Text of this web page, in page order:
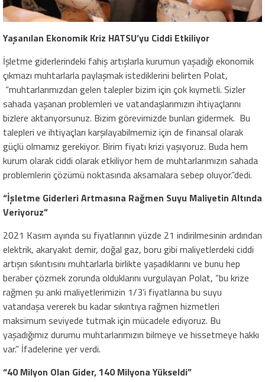
Yaşanılan Ekonomik Kriz HATSU’yu Ciddi Etkiliyor
İşletme giderlerindeki fahiş artışlarla kurumun yaşadığı ekonomik
çıkmazı muhtarlarla paylaşmak istediklerini belirten Polat,
“muhtarlarımızdan gelen talepler bizim için çok kıymetli. Sizler
sahada yaşanan problemleri ve vatandaşlarımızın ihtiyaçlarını
bizlere aktarıyorsunuz. Bizim görevimizde bunları gidermek. Bu
talepleri ve ihtiyaçları karşılayabilmemiz için de finansal olarak
güçlü olmamız gerekiyor. Birim fiyatı krizi yaşıyoruz. Buda hem
kurum olarak ciddi olarak etkiliyor hem de muhtarlarımızın sahada
problemlerin çözümü noktasında aksamalara sebep oluyor.”dedi.
“İşletme Giderleri Artmasına Rağmen Suyu Maliyetin Altında
Veriyoruz”
2021 Kasım ayında su fiyatlarının yüzde 21 indirilmesinin ardından
elektrik, akaryakıt demir, doğal gaz, boru gibi maliyetlerdeki ciddi
artışın sıkıntısını muhtarlarla birlikte yaşadıklarını ve bunu hep
beraber çözmek zorunda olduklarını vurgulayan Polat, “bu krize
rağmen şu anki maliyetlerimizin 1/3’i fiyatlarına bu suyu
vatandaşa vererek bu kadar sıkıntıya rağmen hizmetleri
maksimum seviyede tutmak için mücadele ediyoruz. Bu
yaşadığımız durumu muhtarlarımızın bilmeye ve hissetmeye hakkı
var.” İfadelerine yer verdi.
“40 Milyon Olan Gider, 140 Milyona Yükseldi”